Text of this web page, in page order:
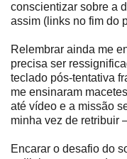
conscientizar sobre a
assim (links no fim do
Relembrar ainda me
precisa ser
teclado pós-tentativa
me ensinaram
até vídeo e a missão
minha vez de retribuir
Encarar o desafio do